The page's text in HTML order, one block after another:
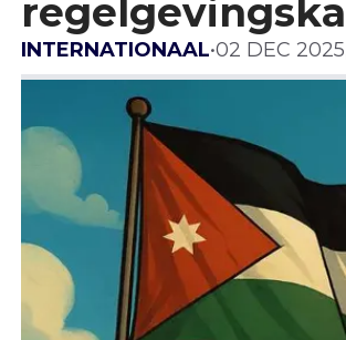
INTERNATIONAAL•02 DEC